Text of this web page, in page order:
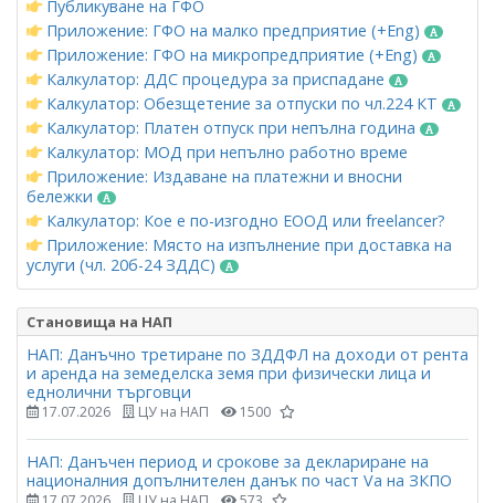
Публикуване на ГФО
Приложение: ГФО на малко предприятие (+Eng)
Приложение: ГФО на микропредприятие (+Eng)
Калкулатор: ДДС процедура за приспадане
Калкулатор: Обезщетение за отпуски по чл.224 КТ
Калкулатор: Платен отпуск при непълна година
Калкулатор: МОД при непълно работно време
Приложение: Издаване на платежни и вносни
бележки
Калкулатор: Кое е по-изгодно ЕООД или freelancer?
Приложение: Място на изпълнение при доставка на
услуги (чл. 20б-24 ЗДДС)
Становища на НАП
НАП: Данъчно третиране по ЗДДФЛ на доходи от рента
и аренда на земеделска земя при физически лица и
еднолични търговци
17.07.2026 ЦУ на НАП 1500
НАП: Данъчен период и срокове за деклариране на
националния допълнителен данък по част Vа на ЗКПО